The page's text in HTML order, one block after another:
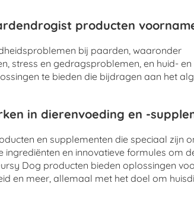
producten
bij paarden, waaronder
stress en gedragsproblemen, en huid- en
te bieden die bijdragen aan het
in dierenvoeding en -
en supplementen die speciaal zijn
en innovatieve formules om
Dog producten bieden oplossingen
en meer, allemaal met het doel om